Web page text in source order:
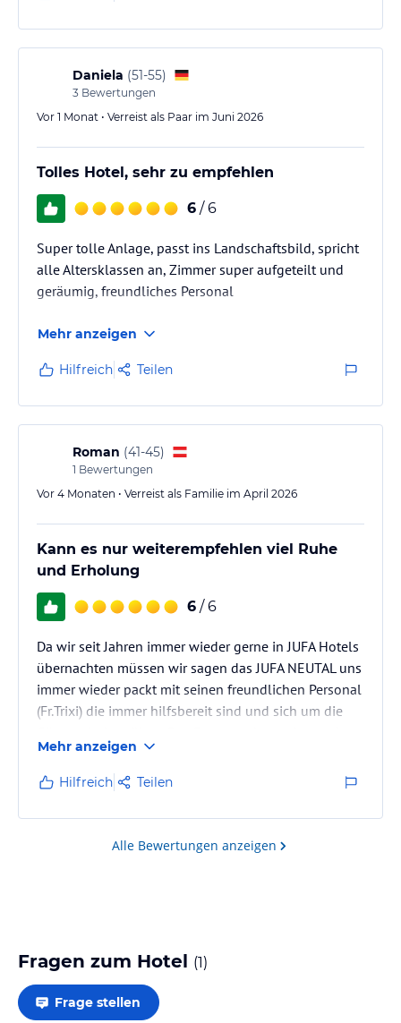
Daniela (51-55)
3 Bewertungen
Vor 1 Monat • Verreist als Paar im Juni 2026
Tolles Hotel, sehr zu empfehlen
6 / 6
Super tolle Anlage, passt ins Landschaftsbild, spricht
alle Altersklassen an, Zimmer super aufgeteilt und
geräumig, freundliches Personal
Mehr anzeigen
Hilfreich Teilen
Roman (41-45)
1 Bewertungen
Vor 4 Monaten • Verreist als Familie im April 2026
Kann es nur weiterempfehlen viel Ruhe
und Erholung
6 / 6
Da wir seit Jahren immer wieder gerne in JUFA Hotels
übernachten müssen wir sagen das JUFA NEUTAL uns
immer wieder packt mit seinen freundlichen Personal
(Fr.Trixi) die immer hilfsbereit sind und sich um die
das sehr gute Frühstück und das noch auf der Terasse
überzeugt uns immer wieder aufs neue zu buchen.
Die neuen 4 Sterne Zimmer überzeugen auch voll
und ganz auch mit ihren Extras große Badewanne mit
Sicht aufs Tal und wie die Infarotkabine einfach nur
Mehr anzeigen
Hilfreich Teilen
Alle Bewertungen anzeigen
Fragen zum Hotel (1)
Frage stellen